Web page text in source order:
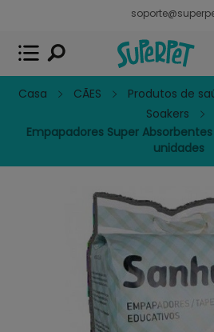
Casa CÃES
Produtos de
Soakers
Empapadores Super
unidades
Superpet, comida para
APP GRATIS - En Google Play